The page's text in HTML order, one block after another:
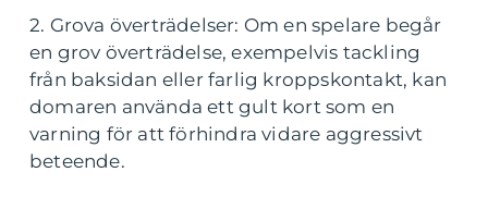
2. Grova överträdelser: Om en spelare begår
en grov överträdelse, exempelvis tackling
från baksidan eller farlig kroppskontakt, kan
domaren använda ett gult kort som en
varning för att förhindra vidare aggressivt
beteende.